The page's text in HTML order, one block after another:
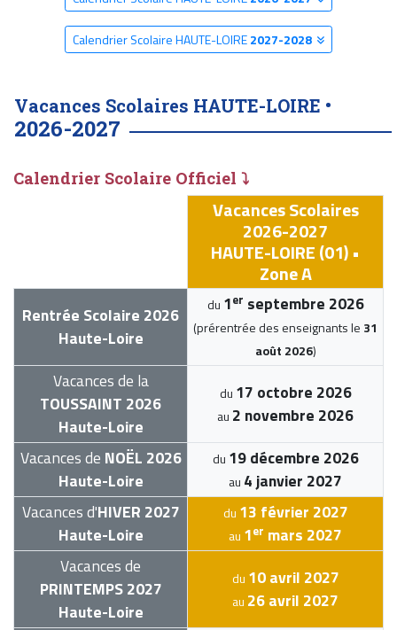
Calendrier Scolaire HAUTE-LOIRE2027-2028
Vacances Scolaires HAUTE-LOIRE •
2026-2027
Calendrier Scolaire Officiel ⤵
Vacances Scolaires
2026-2027
HAUTE-LOIRE (01) •
Zone A
Rentrée Scolaire 2026
Haute-Loire
du 1er septembre 2026
(prérentrée des enseignants le 31
août 2026)
Vacances de la
TOUSSAINT 2026
Haute-Loire
du 17 octobre 2026
au 2 novembre 2026
Vacances de NOËL 2026
Haute-Loire
du 19 décembre 2026
au 4 janvier 2027
Vacances d'HIVER 2027
Haute-Loire
du 13 février 2027
au 1er mars 2027
Vacances de
PRINTEMPS 2027
Haute-Loire
du 10 avril 2027
au 26 avril 2027